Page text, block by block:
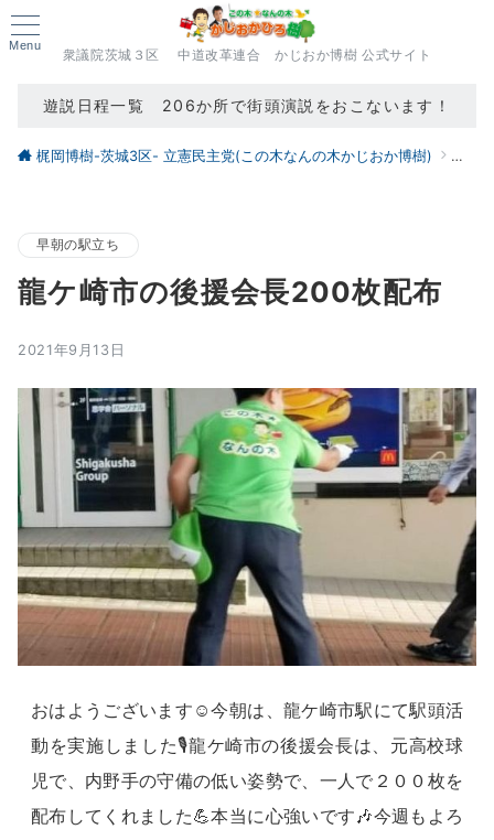
Menu
衆議院茨城３区 中道改革連合 かじおか博樹 公式サイト
遊説日程一覧 206か所で街頭演説をおこないます！
梶岡博樹-茨城3区- 立憲民主党(この木なんの木かじおか博樹) ブロ
早朝の駅立ち
龍ケ崎市の後援会長200枚配布
2021年9月13日
おはようございます☺今朝は、龍ケ崎市駅にて駅頭活
動を実施しました🎙龍ケ崎市の後援会長は、元高校球
児で、内野手の守備の低い姿勢で、一人で２００枚を
配布してくれました💪本当に心強いです🎶今週もよろ